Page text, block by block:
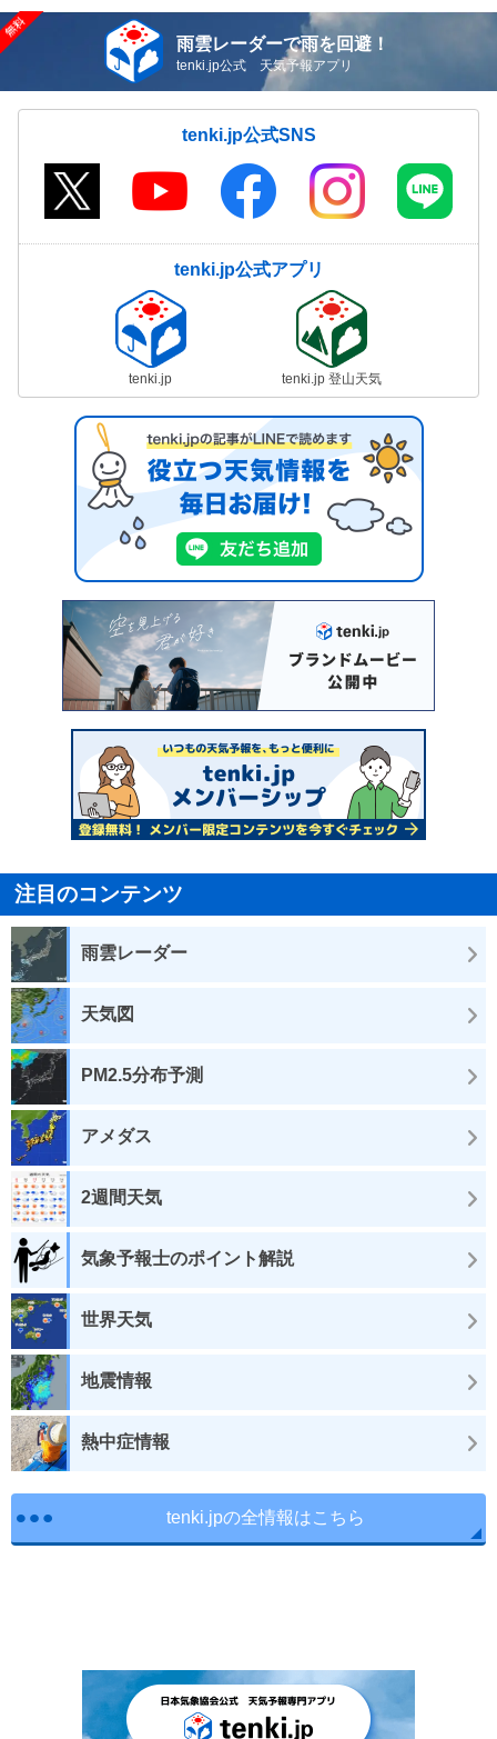
雨雲レーダーで雨を回避！
tenki.jp公式 天気予報アプリ
tenki.jp公式SNS
tenki.jp公式アプリ
tenki.jp tenki.jp 登山天気
注目のコンテンツ
雨雲レーダー
天気図
PM2.5分布予測
アメダス
2週間天気
気象予報士のポイント解説
世界天気
地震情報
熱中症情報
tenki.jpの全情報はこちら